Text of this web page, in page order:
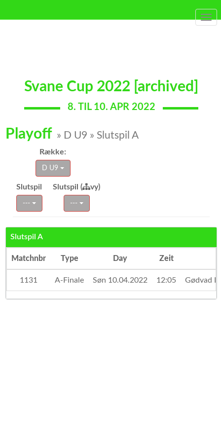
Svane Cup 2022 [archived]
8. TIL 10. APR 2022
Playoff » D U9 » Slutspil A
Række:
D U9
Slutspil Slutspil ( vy)
--- ---
Slutspil A
Matchnbr Type Day Zeit
1131 A-Finale Søn 10.04.2022 12:05 Gødvad